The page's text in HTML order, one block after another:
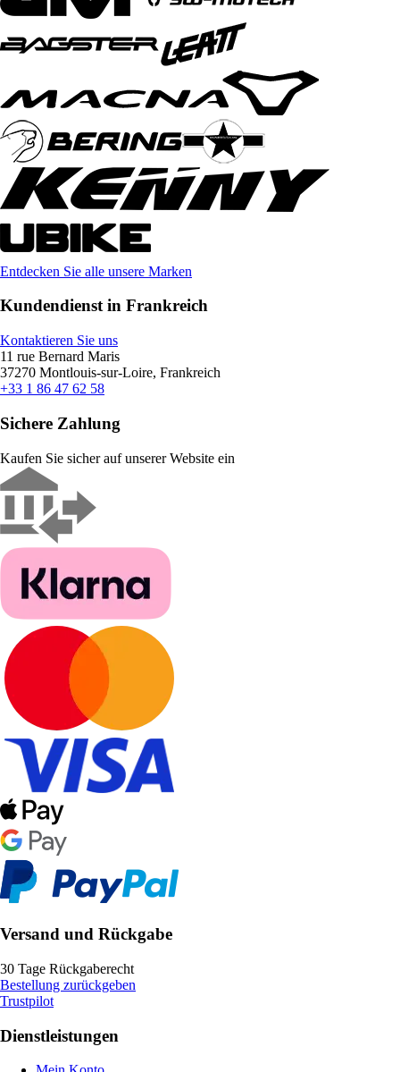
Entdecken Sie alle unsere Marken
Kundendienst in Frankreich
Kontaktieren Sie uns
11 rue Bernard Maris
37270 Montlouis-sur-Loire, Frankreich
+33 1 86 47 62 58
Sichere Zahlung
Kaufen Sie sicher auf unserer Website ein
Versand und Rückgabe
30 Tage Rückgaberecht
Bestellung zurückgeben
Trustpilot
Dienstleistungen